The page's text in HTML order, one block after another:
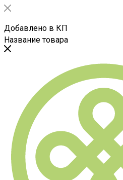
Добавлено в КП
Название товара